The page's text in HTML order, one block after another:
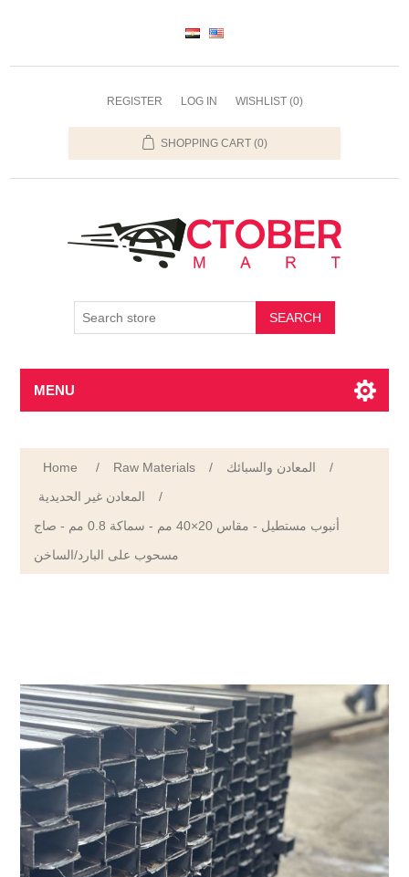
REGISTER LOG IN WISHLIST (0)
SHOPPING CART (0)
SEARCH
MENU
Home / Raw Materials / المعادن والسبائك
/
المعادن غير الحديدية
/
أنبوب مستطيل - مقاس 20×40 مم - سماكة 0.8 مم - صاج
مسحوب على البارد/الساخن